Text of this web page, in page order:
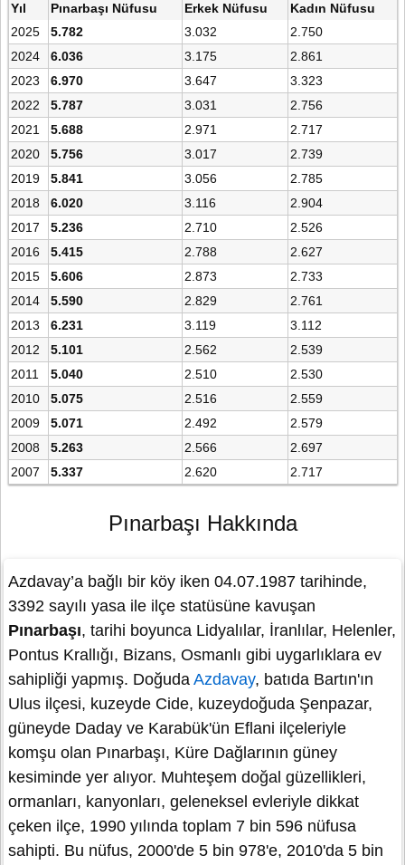
Yıl Pınarbaşı Nüfusu Erkek Nüfusu
Kadın Nüfusu
2025
5.782 3.032
2.750
2024
6.036 3.175
2.861
2023
6.970 3.647
3.323
2022
5.787 3.031
2.756
2021
5.688 2.971
2.717
2020
5.756 3.017
2.739
2019
5.841 3.056
2.785
2018
6.020 3.116
2.904
2017
5.236 2.710
2.526
2016
5.415 2.788
2.627
2015
5.606 2.873
2.733
2014
5.590 2.829
2.761
2013
6.231 3.119
3.112
2012
5.101 2.562
2.539
2011
5.040 2.510
2.530
2010
5.075 2.516
2.559
2009
5.071 2.492
2.579
2008
5.263 2.566
2.697
2007
5.337 2.620 2.717
Pınarbaşı Hakkında
Azdavay’a bağlı bir köy iken 04.07.1987 tarihinde,
3392 sayılı yasa ile ilçe statüsüne kavuşan
Pınarbaşı, tarihi boyunca Lidyalılar, İranlılar, Helenler,
Pontus Krallığı, Bizans, Osmanlı gibi uygarlıklara ev
sahipliği yapmış. Doğuda Azdavay, batıda Bartın'ın
Ulus ilçesi, kuzeyde Cide, kuzeydoğuda Şenpazar,
güneyde Daday ve Karabük'ün Eflani ilçeleriyle
komşu olan Pınarbaşı, Küre Dağlarının güney
kesiminde yer alıyor. Muhteşem doğal güzellikleri,
ormanları, kanyonları, geleneksel evleriyle dikkat
çeken ilçe, 1990 yılında toplam 7 bin 596 nüfusa
sahipti. Bu nüfus, 2000'de 5 bin 978'e, 2010'da 5 bin